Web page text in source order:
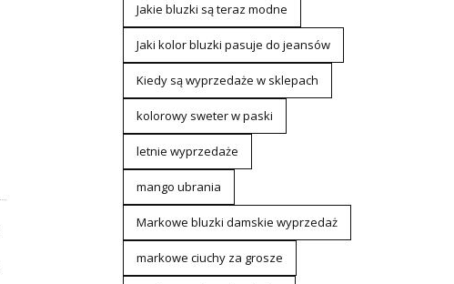
Jakie bluzki są teraz modne
Jaki kolor bluzki pasuje do jeansów
Kiedy są wyprzedaże w sklepach
kolorowy sweter w paski
letnie wyprzedaże
mango ubrania
Markowe bluzki damskie wyprzedaż
markowe ciuchy za grosze